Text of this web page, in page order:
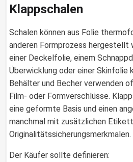
Klappschalen
Schalen können aus Folie
anderen Formprozess hergestellt
einer Deckelfolie, einem
Überwicklung oder einer Skinfolie
Behälter und Becher verwenden
Film- oder Formverschlüsse.
eine geformte Basis und einen
manchmal mit zusätzlichen
Originalitätssicherungsmerkmalen.
Der Käufer sollte definieren: